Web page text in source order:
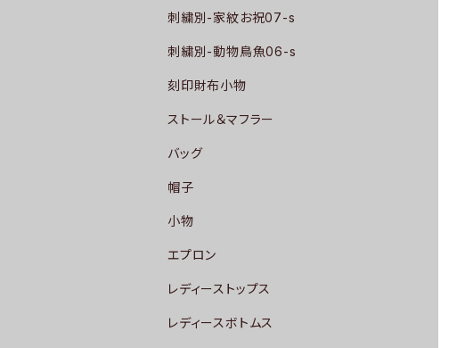
刺繍別-家紋お祝07-s
刺繍別-動物鳥魚06-s
刻印財布小物
ストール＆マフラー
バッグ
帽子
小物
エプロン
レディーストップス
レディースボトムス